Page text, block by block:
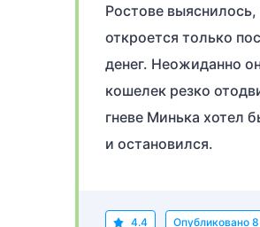
Ростове
откроется только
денег. Неожиданно
кошелек резко
гневе Минька хотел
и остановился.
4.4 Опубликовано